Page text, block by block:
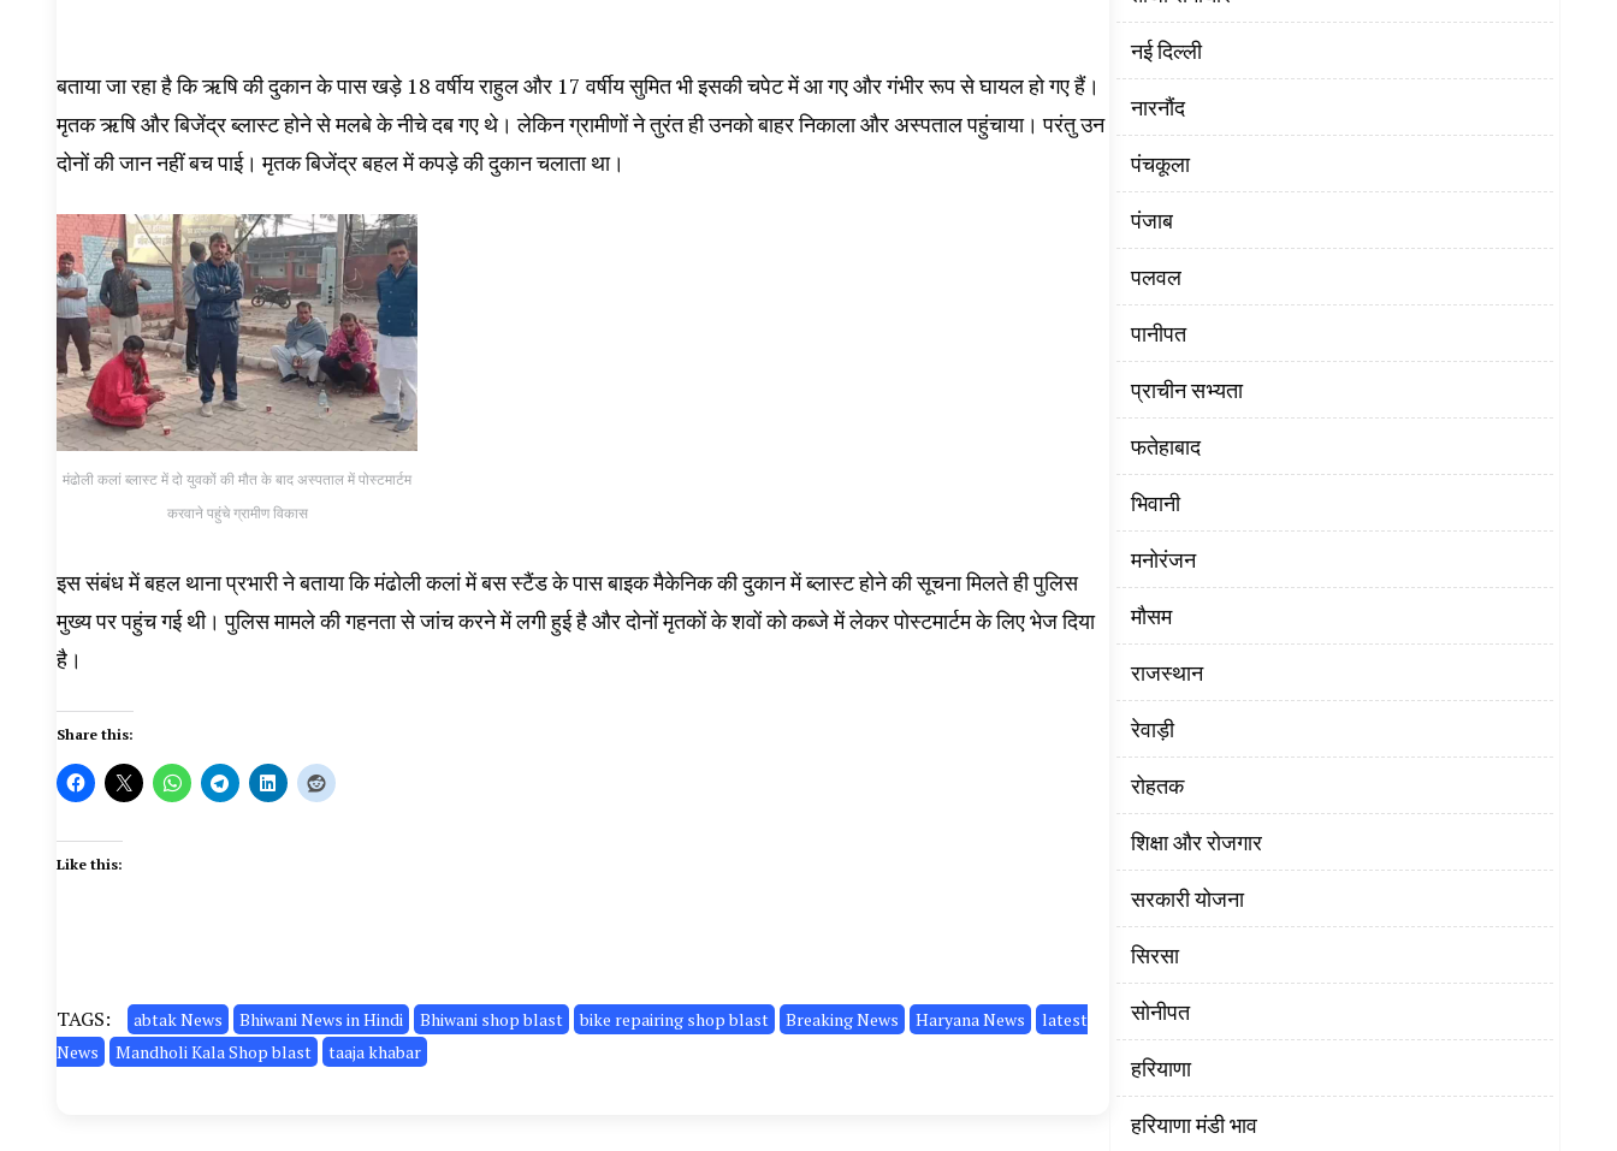
बताया जा रहा है कि ऋषि की दुकान के पास खड़े 18 वर्षीय राहुल और 17 वर्षीय सुमित भी इसकी चपेट में आ गए और गंभीर रूप से घायल हो गए हैं।
मृतक ऋषि और बिजेंद्र ब्लास्ट होने से मलबे के नीचे दब गए थे। लेकिन ग्रामीणों ने तुरंत ही उनको बाहर निकाला और अस्पताल पहुंचाया। परंतु उन
दोनों की जान नहीं बच पाई। मृतक बिजेंद्र बहल में कपड़े की दुकान चलाता था।
मंढोली कलां ब्लास्ट में दो युवकों की मौत के बाद अस्पताल में पोस्टमार्टम
करवाने पहुंचे ग्रामीण विकास
इस संबंध में बहल थाना प्रभारी ने बताया कि मंढोली कलां में बस स्टैंड के पास बाइक मैकेनिक की दुकान में ब्लास्ट होने की सूचना मिलते ही पुलिस
मुख्य पर पहुंच गई थी। पुलिस मामले की गहनता से जांच करने में लगी हुई है और दोनों मृतकों के शवों को कब्जे में लेकर पोस्टमार्टम के लिए भेज दिया
है।
Share this:
Like this:
TAGS: abtak News Bhiwani News in Hindi Bhiwani shop blast bike repairing shop blast Breaking News Haryana News
latest
News
Mandholi Kala Shop blast taaja khabar
नई दिल्ली
नारनौंद
पंचकूला
पंजाब
पलवल
पानीपत
प्राचीन सभ्यता
फतेहाबाद
भिवानी
मनोरंजन
मौसम
राजस्थान
रेवाड़ी
रोहतक
शिक्षा और रोजगार
सरकारी योजना
सिरसा
सोनीपत
हरियाणा
हरियाणा मंडी भाव